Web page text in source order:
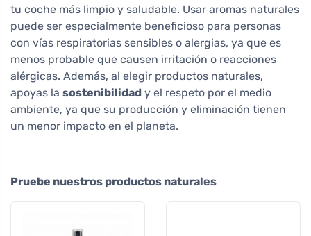
tu coche más limpio y saludable. Usar aromas naturales
puede ser especialmente beneficioso para personas
con vías respiratorias sensibles o alergias, ya que es
menos probable que causen irritación o reacciones
alérgicas. Además, al elegir productos naturales,
apoyas la sostenibilidad y el respeto por el medio
ambiente, ya que su producción y eliminación tienen
un menor impacto en el planeta.
Pruebe nuestros productos naturales